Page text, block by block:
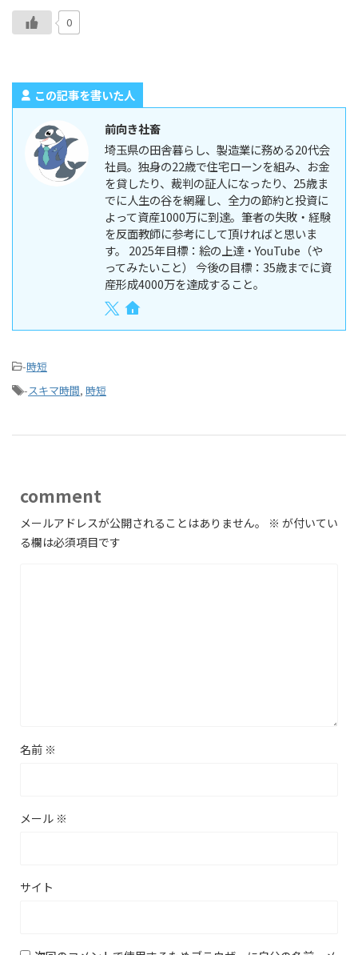
0
この記事を書いた人
前向き社畜
埼玉県の田舎暮らし、製造業に務める20代会
社員。独身の22歳で住宅ローンを組み、お金
を貸したり、裁判の証人になったり、25歳ま
でに人生の谷を網羅し、全力の節約と投資に
よって資産1000万に到達。筆者の失敗・経験
を反面教師に参考にして頂ければと思いま
す。 2025年目標：絵の上達・YouTube（や
ってみたいこと） 今後の目標：35歳までに資
産形成4000万を達成すること。
-時短
-スキマ時間, 時短
comment
メールアドレスが公開されることはありません。 ※ が付いてい
る欄は必須項目です
名前 ※
メール ※
サイト